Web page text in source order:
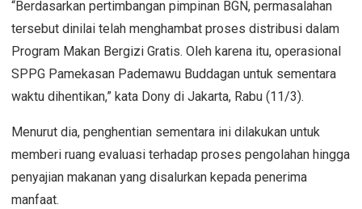
“Berdasarkan pertimbangan pimpinan BGN, permasalahan
tersebut dinilai telah menghambat proses distribusi dalam
Program Makan Bergizi Gratis. Oleh karena itu, operasional
SPPG Pamekasan Pademawu Buddagan untuk sementara
waktu dihentikan,” kata Dony di Jakarta, Rabu (11/3).
Menurut dia, penghentian sementara ini dilakukan untuk
memberi ruang evaluasi terhadap proses pengolahan hingga
penyajian makanan yang disalurkan kepada penerima
manfaat.